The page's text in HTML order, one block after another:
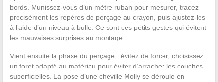
bords. Munissez-vous d’un mètre ruban pour mesurer, tracez
précisément les repères de perçage au crayon, puis ajustez-les
à l’aide d’un niveau à bulle. Ce sont ces petits gestes qui évitent
les mauvaises surprises au montage.
Vient ensuite la phase du perçage : évitez de forcer, choisissez
un foret adapté au matériau pour éviter d’arracher les couches
superficielles. La pose d’une cheville Molly se déroule en